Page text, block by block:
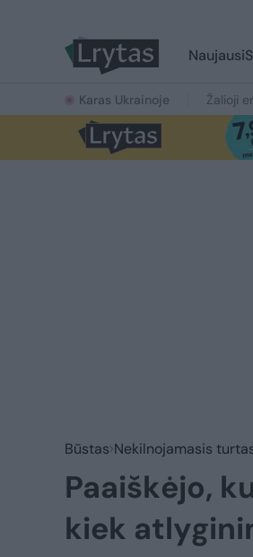
Naujausi
Karas Ukrainoje Žalioji
Būstas Nekilnojamasis
Paaiškėjo,
kiek